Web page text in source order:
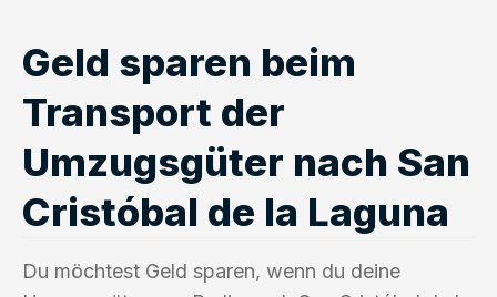
Geld sparen beim
Transport der
Umzugsgüter nach San
Cristóbal de la Laguna
Du möchtest Geld sparen, wenn du deine